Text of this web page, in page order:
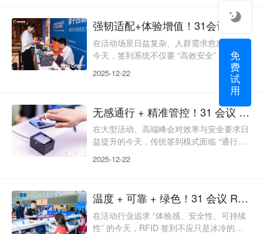
露、隐私风险、数据短效、资源浪费” 等痛
点，难以匹配现代活动的多元价值诉求。31
会议 RFID 签到以 “合规安全、数据增值、
绿色循环、生态协同” 为核心，让每一次签
强韧适配+体验增值！31会议RFID签到，承包活动全周期优质服务
在活动场景日益复杂、人群需求愈发多元的
今天，签到系统不仅要 “高效安全”，更要
“抗造耐用、适配全民、经济省心、体验加
分”。传统 RFID 签到常陷入 “环境敏感、人
群适配不足、复用性差、体验单一” 的困
境，难以匹配现代活动的全维度诉求。31
会议 RFID 签到以 “强韧抗干扰、全人群友
好、长期复用、体验增值” 为核心，打破场
景与人群限制，让每一次签到都成为活动品
2025-12-22
无感通行 + 精准管控！31 会议 RFID 签到，解锁活动智能新体验
在大型活动、高端峰会对效率与安全要求日
益提升的今天，传统签到模式面临 “通行拥
配现代活动的精细化运营需求。31 会议
术与活动数字化管理深度融合，让参会者体
验 “刷物即过” 的便捷，为主办方构建起智
能化、可视化的运营体系，成为超百万场大
2025-12-22
温度 + 可靠 + 绿色！31 会议 RFID 签到，解锁活动运营新维度
在活动行业追求 “体验感、安全性、可持续
性” 的今天，RFID 签到不应只是冰冷的技
免
费
试
用